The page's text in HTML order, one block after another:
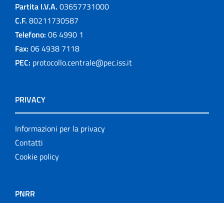
Partita I.V.A. 03657731000
C.F. 80211730587
Telefono: 06 4990 1
Fax: 06 4938 7118
PEC: protocollo.centrale@pec.iss.it
PRIVACY
Informazioni per la privacy
Contatti
Cookie policy
PNRR